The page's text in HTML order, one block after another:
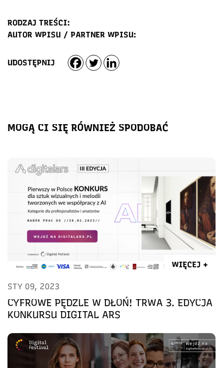
RODZAJ TREŚCI:
AUTOR WPISU / PARTNER WPISU:
UDOSTĘPNIJ
MOGĄ CI SIĘ RÓWNIEŻ SPODOBAĆ
WIĘCEJ +
STY 09, 2023
CYFROWE PĘDZLE W DŁOŃ! TRWA 3. EDYCJA
KONKURSU DIGITAL ARS